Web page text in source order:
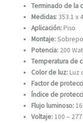
Terminado de la
Medidas:353.1 x
Aplicación: Piso
Montaje:
Potencia: 200
Temperatura de
Color de luz: Luz
Factor de
Índice de
Flujo luminoso:
Voltaje: 100 –